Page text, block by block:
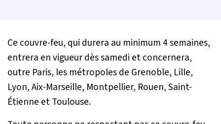
Ce couvre-feu, qui durera au minimum 4 semaines,
entrera en vigueur dès samedi et concernera,
outre Paris, les métropoles de Grenoble, Lille,
Lyon, Aix-Marseille, Montpellier, Rouen, Saint-
Étienne et Toulouse.